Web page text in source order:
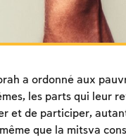
a ordonné aux
les parts qui leur
et de participer,
que la mitsva